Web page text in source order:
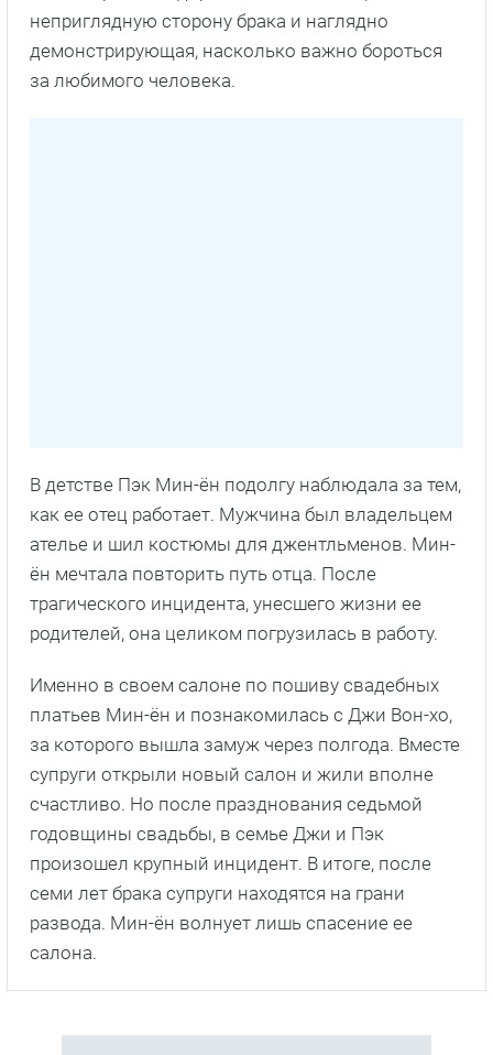
неприглядную сторону брака и наглядно
демонстрирующая, насколько важно бороться
за любимого человека.
В детстве Пэк Мин-ён подолгу наблюдала за тем,
как ее отец работает. Мужчина был владельцем
ателье и шил костюмы для джентльменов. Мин-
ён мечтала повторить путь отца. После
трагического инцидента, унесшего жизни ее
родителей, она целиком погрузилась в работу.
Именно в своем салоне по пошиву свадебных
платьев Мин-ён и познакомилась с Джи Вон-хо,
за которого вышла замуж через полгода. Вместе
супруги открыли новый салон и жили вполне
счастливо. Но после празднования седьмой
годовщины свадьбы, в семье Джи и Пэк
произошел крупный инцидент. В итоге, после
семи лет брака супруги находятся на грани
развода. Мин-ён волнует лишь спасение ее
салона.